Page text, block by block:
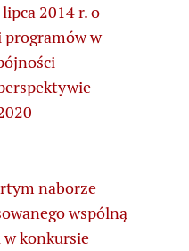
2014 r. o
programów w
naborze
wspólną
konkursie